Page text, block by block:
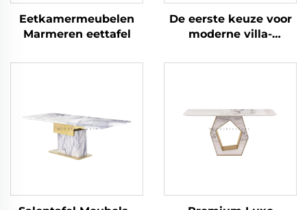
Eetkamermeubelen
Marmeren eettafel
De eerste keuze voor
moderne villa-
aantrekkingskracht